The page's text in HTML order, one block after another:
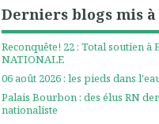
Derniers blogs mis
Reconquête! 22 : Total soutien à
NATIONALE
06 août 2026 : les pieds dans
Palais Bourbon : des élus RN
nationaliste